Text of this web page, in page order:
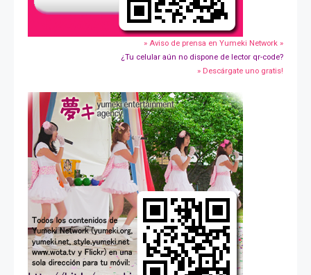
» Aviso de prensa en Yumeki Network »
¿Tu celular aún no dispone de lector qr-code?
» Descárgate uno gratis!